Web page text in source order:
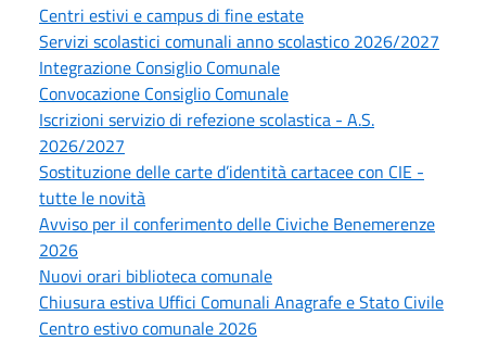
Centri estivi e campus di fine estate
Servizi scolastici comunali anno scolastico 2026/2027
Integrazione Consiglio Comunale
Convocazione Consiglio Comunale
Iscrizioni servizio di refezione scolastica - A.S.
2026/2027
Sostituzione delle carte d’identità cartacee con CIE -
tutte le novità
Avviso per il conferimento delle Civiche Benemerenze
2026
Nuovi orari biblioteca comunale
Chiusura estiva Uffici Comunali Anagrafe e Stato Civile
Centro estivo comunale 2026